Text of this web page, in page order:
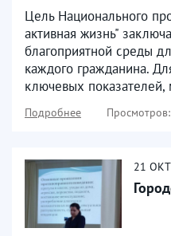
Цель Национального
активная жизнь"
благоприятной среды
каждого гражданина.
ключевых
Подробнее
21